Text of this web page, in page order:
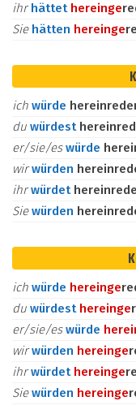
ihrhättet hereinge
Sie hätten hereinge
ich würde
du würdest
er/sie/eswürde
wirwürden
ihrwürdet
Siewürden
ich würde hereinge
du würdest hereinge
er/sie/eswürde
wirwürden hereinge
ihrwürdet hereinge
Siewürden hereinge